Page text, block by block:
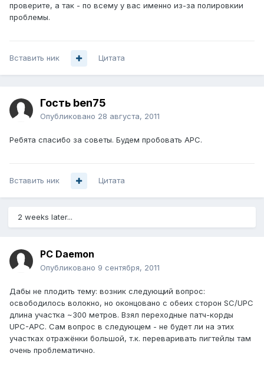
проверите, а так - по всему у вас именно из-за полировкии
проблемы.
Вставить ник Цитата
Гость ben75
Опубликовано 28 августа, 2011
Ребята спасибо за советы. Будем пробовать APC.
Вставить ник Цитата
2 weeks later...
PC Daemon
Опубликовано 9 сентября, 2011
Дабы не плодить тему: возник следующий вопрос:
освободилось волокно, но оконцовано с обеих сторон SC/UPC
длина участка ~300 метров. Взял переходные патч-корды
UPC-APС. Сам вопрос в следующем - не будет ли на этих
участках отражёнки большой, т.к. переваривать пигтейлы там
очень проблематично.